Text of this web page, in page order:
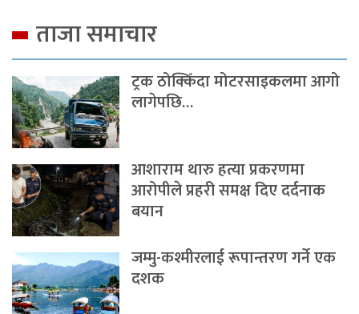
ताजा समाचार
ट्रक ठोक्किँदा मोटरसाइकलमा आगो
लागेपछि…
आशाराम थारु हत्या प्रकरणमा
आरोपीले प्रहरी समक्ष दिए दर्दनाक
बयान
जम्मु-कश्मीरलाई रूपान्तरण गर्ने एक
दशक